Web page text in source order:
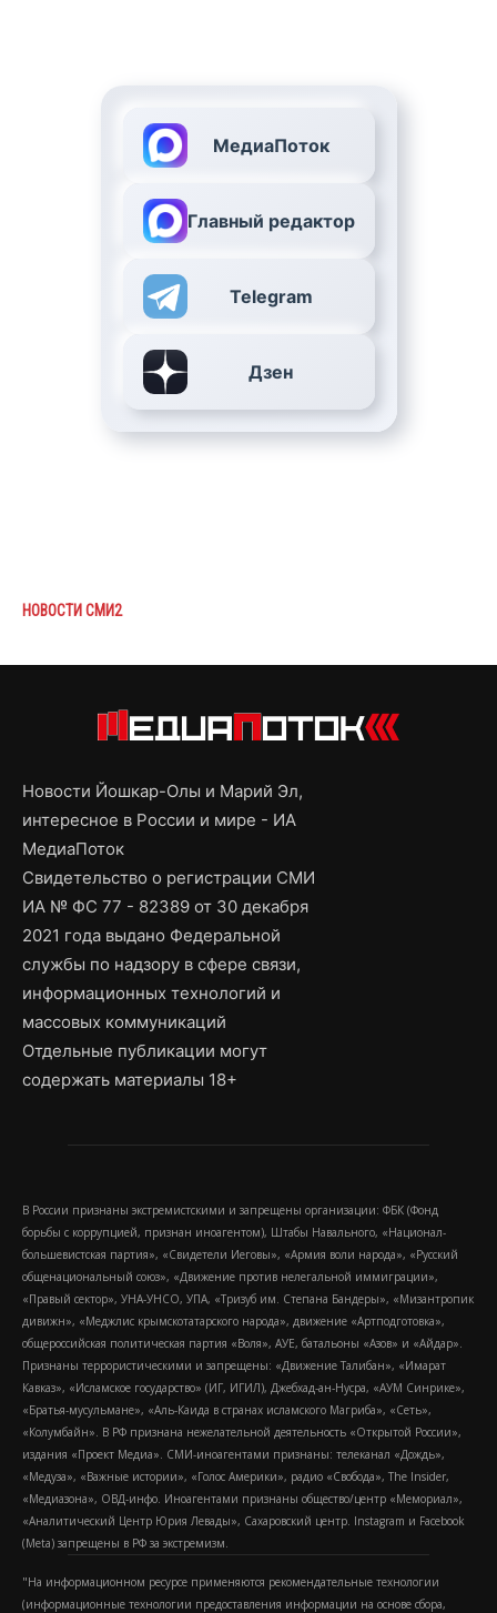
МедиаПоток
Главный редактор
Telegram
Дзен
НОВОСТИ СМИ2
Новости Йошкар-Олы и Марий Эл,
интересное в России и мире - ИА
МедиаПоток
Свидетельство о регистрации СМИ
ИА № ФС 77 - 82389 от 30 декабря
2021 года выдано Федеральной
службы по надзору в сфере связи,
информационных технологий и
массовых коммуникаций
Отдельные публикации могут
содержать материалы 18+
В России признаны экстремистскими и запрещены организации: ФБК (Фонд
борьбы с коррупцией, признан иноагентом), Штабы Навального, «Национал-
большевистская партия», «Свидетели Иеговы», «Армия воли народа», «Русский
общенациональный союз», «Движение против нелегальной иммиграции»,
«Правый сектор», УНА-УНСО, УПА, «Тризуб им. Степана Бандеры», «Мизантропик
дивижн», «Меджлис крымскотатарского народа», движение «Артподготовка»,
общероссийская политическая партия «Воля», АУЕ, батальоны «Азов» и «Айдар».
Признаны террористическими и запрещены: «Движение Талибан», «Имарат
Кавказ», «Исламское государство» (ИГ, ИГИЛ), Джебхад-ан-Нусра, «АУМ Синрике»,
«Братья-мусульмане», «Аль-Каида в странах исламского Магриба», «Сеть»,
«Колумбайн». В РФ признана нежелательной деятельность «Открытой России»,
издания «Проект Медиа». СМИ-иноагентами признаны: телеканал «Дождь»,
«Медуза», «Важные истории», «Голос Америки», радио «Свобода», The Insider,
«Медиазона», ОВД-инфо. Иноагентами признаны общество/центр «Мемориал»,
«Аналитический Центр Юрия Левады», Сахаровский центр. Instagram и Facebook
(Metа) запрещены в РФ за экстремизм.
"На информационном ресурсе применяются рекомендательные технологии
(информационные технологии предоставления информации на основе сбора,